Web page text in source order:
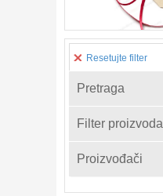
Resetujte filter
Pretraga
Filter proizvoda
Proizvođači